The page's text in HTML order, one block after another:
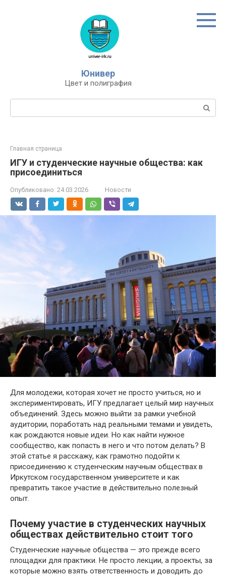
Юнивер
Цвет и полиграфия
Главная страница
ИГУ и студенческие научные общества: как
присоединиться
Опубликовано: 24.03.2026 Новости
Для молодежи, которая хочет не просто учиться, но и
экспериментировать, ИГУ предлагает целый мир научных
объединений. Здесь можно выйти за рамки учебной
аудитории, поработать над реальными темами и увидеть,
как рождаются новые идеи. Но как найти нужное
сообщество, как попасть в него и что потом делать? В
этой статье я расскажу, как грамотно подойти к
присоединению к студенческим научным обществах в
Иркутском государственном университете и как
превратить такое участие в действительно полезный
опыт.
Почему участие в студенческих научных
обществах действительно стоит того
Студенческие научные общества — это прежде всего
площадки для практики. Не просто лекции, а проекты, за
которые можно взять ответственность и доводить до